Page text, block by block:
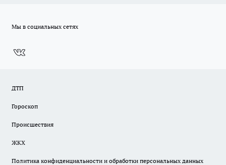
Мы в социальных сетях
ДТП
Гороскоп
Происшествия
ЖКХ
Политика конфиденциальности и обработки персональных данных